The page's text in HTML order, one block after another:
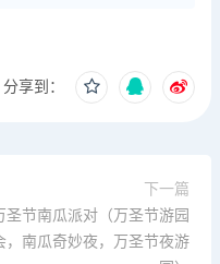
分享到：
下一篇
圣节南瓜派对（万圣节游园
，南瓜奇妙夜，万圣节夜游